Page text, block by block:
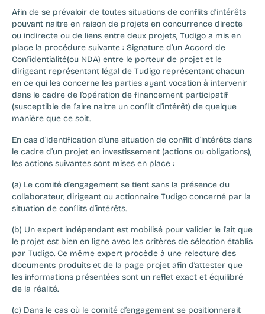
Afin de se prévaloir de toutes situations de conflits d’intérêts
pouvant naitre en raison de projets en concurrence directe
ou indirecte ou de liens entre deux projets, Tudigo a mis en
place la procédure suivante : Signature d’un Accord de
Confidentialité(ou NDA) entre le porteur de projet et le
dirigeant représentant légal de Tudigo représentant chacun
en ce qui les concerne les parties ayant vocation à intervenir
dans le cadre de l’opération de financement participatif
(susceptible de faire naitre un conflit d’intérêt) de quelque
manière que ce soit.
En cas d’identification d’une situation de conflit d’intérêts dans
le cadre d’un projet en investissement (actions ou obligations),
les actions suivantes sont mises en place :
(a) Le comité d’engagement se tient sans la présence du
collaborateur, dirigeant ou actionnaire Tudigo concerné par la
situation de conflits d’intérêts.
(b) Un expert indépendant est mobilisé pour valider le fait que
le projet est bien en ligne avec les critères de sélection établis
par Tudigo. Ce même expert procède à une relecture des
documents produits et de la page projet afin d’attester que
les informations présentées sont un reflet exact et équilibré
de la réalité.
(c) Dans le cas où le comité d’engagement se positionnerait